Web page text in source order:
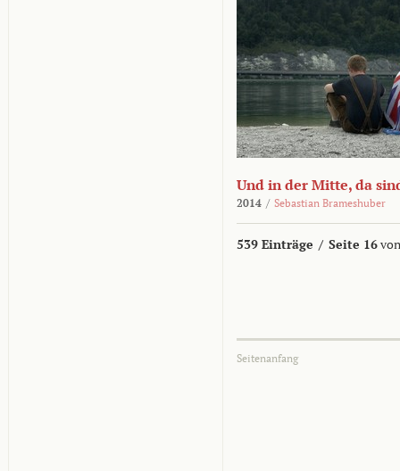
Und in der Mitte, da
2014 / Sebastian Brameshuber
539 Einträge / Seite 16
Seitenanfang